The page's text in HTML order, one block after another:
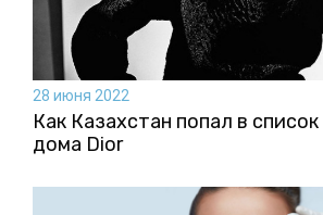
28 июня 2022
Как Казахстан попал в
дома Dior